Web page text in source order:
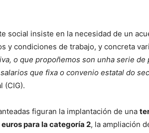
social insiste en la necesidad de un
y condiciones de trabajo, y concreta
o que propoñemos son unha serie
que fixa o convenio estatal do
(CIG).
figuran la implantación de una
para la categoría 2, la ampliación